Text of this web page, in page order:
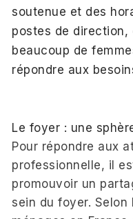
soutenue et des
postes de direction,
beaucoup de
répondre aux
Le foyer : une
Pour répondre aux
professionnelle, il
promouvoir un
sein du foyer. Selon